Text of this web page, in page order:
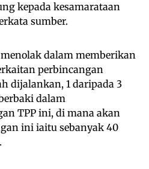
kepada kesamarataan
sumber.
dalam memberikan
perbincangan
dijalankan, 1 daripada 3
dalam
TPP ini, di mana akan
ini iaitu sebanyak 40